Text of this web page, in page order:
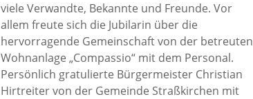
viele Verwandte, Bekannte und Freunde. Vor
allem freute sich die Jubilarin über die
hervorragende Gemeinschaft von der betreuten
Wohnanlage „Compassio“ mit dem Personal.
Persönlich gratulierte Bürgermeister Christian
Hirtreiter von der Gemeinde Straßkirchen mit